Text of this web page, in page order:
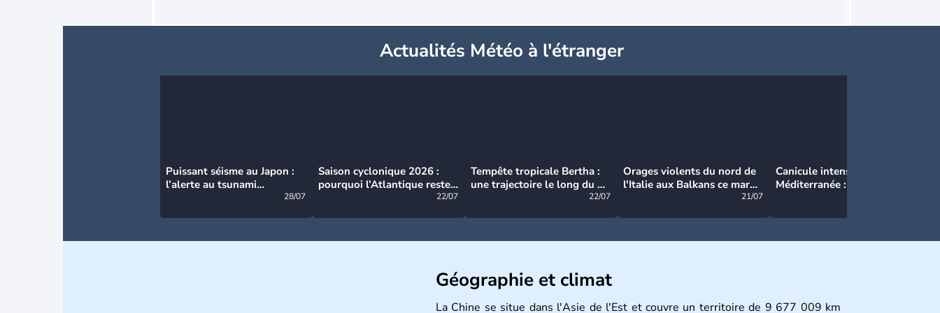
Actualités Météo à l'étranger
Puissant séisme au Japon :
l’alerte au tsunami
28/07
Saison cyclonique 2026 :
pourquoi l’Atlantique reste
22/07
Tempête tropicale Bertha :
une trajectoire le long du du
22/07
Orages violents du nord de
l'Italie aux Balkans ce mardi
21/07
Canicule intense en
Méditerranée : près de 50°C
Géographie et climat
La Chine se situe dans l'Asie de l'Est et couvre un territoire de 9 677 009 km